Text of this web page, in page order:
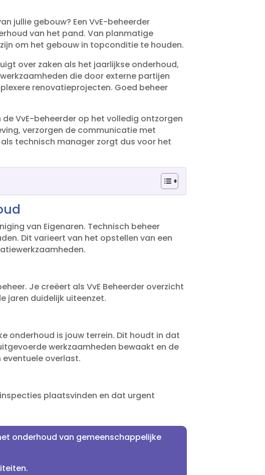
jullie gebouw? Een VvE-beheerder
van het pand.​ Van planmatige
om het gebouw in topconditie te houden.​
over zaken als het jaarlijkse onderhoud,
die door externe partijen
renovatieprojecten.​ Goed beheer
VvE-beheerder op het volledig ontzorgen
verzorgen de communicatie met
technisch manager zorgt dus voor het
van Eigenaren.​ Technisch beheer
Dit varieert van het opstellen van een
Je creëert als VvE Beheerder overzicht
jaren duidelijk uiteenzet.​
onderhoud is jouw terrein.​ Dit houdt in dat
werkzaamheden bewaakt en de
overlast.​
plaatsvinden en dat urgent
onderhoud van gemeenschappelijke